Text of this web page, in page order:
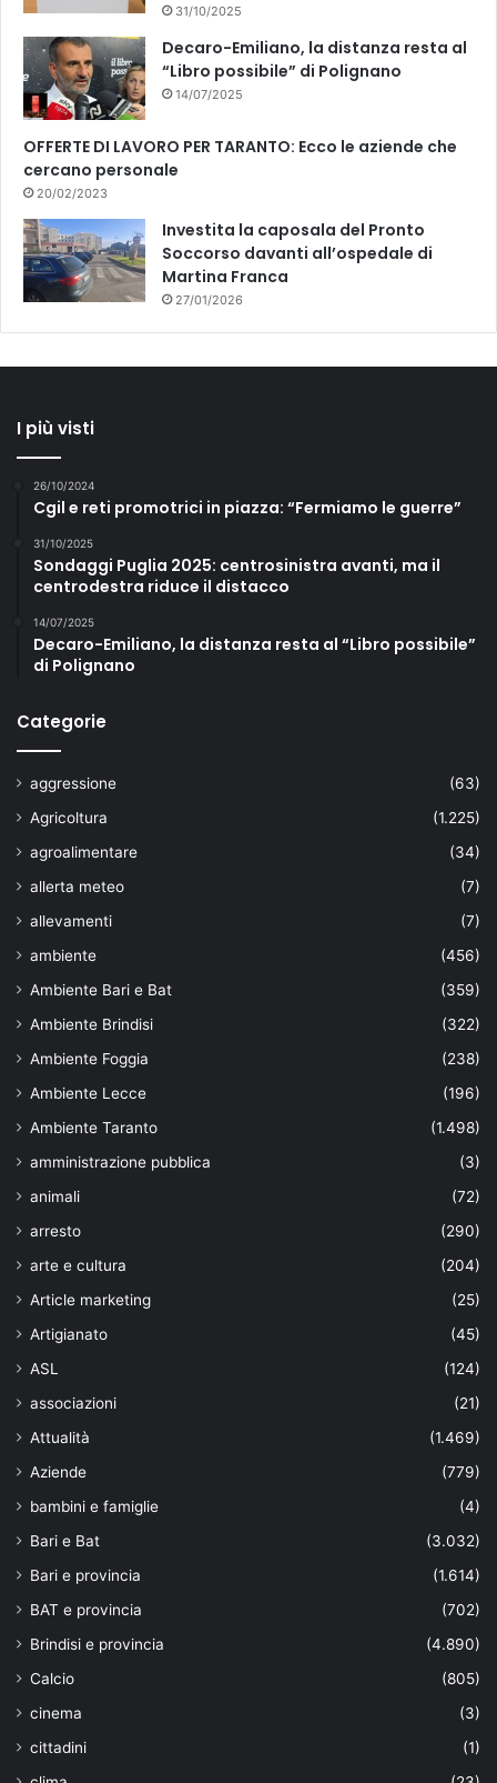
31/10/2025
Decaro-Emiliano, la distanza resta al
“Libro possibile” di Polignano
14/07/2025
OFFERTE DI LAVORO PER TARANTO: Ecco le aziende che
cercano personale
20/02/2023
Investita la caposala del Pronto
Soccorso davanti all’ospedale di
Martina Franca
27/01/2026
I più visti
26/10/2024
Cgil e reti promotrici in piazza: “Fermiamo le guerre”
31/10/2025
Sondaggi Puglia 2025: centrosinistra avanti, ma il
centrodestra riduce il distacco
14/07/2025
Decaro-Emiliano, la distanza resta al “Libro possibile”
di Polignano
Categorie
aggressione
(63)
Agricoltura
(1.225)
agroalimentare
(34)
allerta meteo
(7)
allevamenti
(7)
ambiente
(456)
Ambiente Bari e Bat
(359)
Ambiente Brindisi
(322)
Ambiente Foggia
(238)
Ambiente Lecce
(196)
Ambiente Taranto
(1.498)
amministrazione pubblica
(3)
animali
(72)
arresto
(290)
arte e cultura
(204)
Article marketing
(25)
Artigianato
(45)
ASL
(124)
associazioni
(21)
Attualità
(1.469)
Aziende
(779)
bambini e famiglie
(4)
Bari e Bat
(3.032)
Bari e provincia
(1.614)
BAT e provincia
(702)
Brindisi e provincia
(4.890)
Calcio
(805)
cinema
(3)
cittadini
(1)